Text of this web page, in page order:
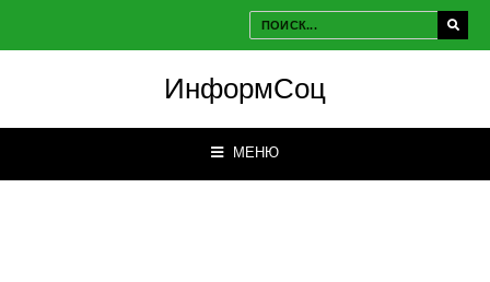
ИнформСоц
МЕНЮ